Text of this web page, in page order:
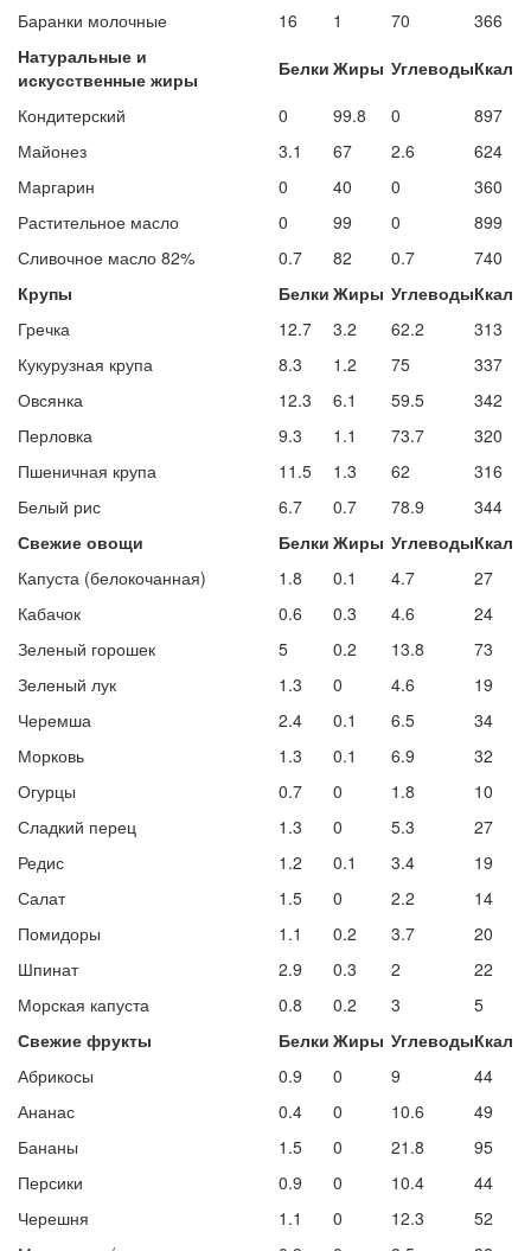
Баранки молочные
16 1 70
366
Натуральные и
искусственные жиры
Белки Жиры УглеводыКкал
Кондитерский
0 99.8 0
897
Майонез
3.1 67 2.6
624
Маргарин
0 40 0
360
Растительное масло
0 99 0
899
Сливочное масло 82%
0.7 82 0.7
740
Крупы
Белки Жиры УглеводыКкал
Гречка
12.7 3.2 62.2
313
Кукурузная крупа
8.3 1.2 75
337
Овсянка
12.3 6.1 59.5
342
Перловка
9.3 1.1 73.7
320
Пшеничная крупа
11.5 1.3 62
316
Белый рис
6.7 0.7 78.9
344
Свежие овощи
Белки Жиры УглеводыКкал
Капуста (белокочанная)
1.8 0.1 4.7
27
Кабачок
0.6 0.3 4.6
24
Зеленый горошек
5 0.2 13.8
73
Зеленый лук
1.3 0 4.6
19
Черемша
2.4 0.1 6.5
34
Морковь
1.3 0.1 6.9
32
Огурцы
0.7 0 1.8
10
Сладкий перец
1.3 0 5.3
27
Редис
1.2 0.1 3.4
19
Салат
1.5 0 2.2
14
Помидоры
1.1 0.2 3.7
20
Шпинат
2.9 0.3 2
22
Морская капуста
0.8 0.2 3
5
Свежие фрукты
Белки Жиры УглеводыКкал
Абрикосы
0.9 0 9
44
Ананас
0.4 0 10.6
49
Бананы
1.5 0 21.8
95
Персики
0.9 0 10.4
44
Черешня
1.1 0 12.3
52